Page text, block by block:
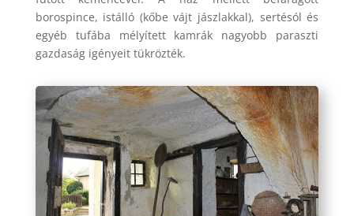
borospince, istálló (kőbe vájt jászlakkal), sertésól és
egyéb tufába mélyített kamrák nagyobb paraszti
gazdaság igényeit tükrözték.